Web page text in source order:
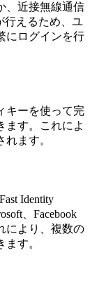
、近接無線通信
行えるため、ユ
にログインを行
キーを使って完
ます。これによ
ます。
Identity
、Facebook
により、複数の
す。